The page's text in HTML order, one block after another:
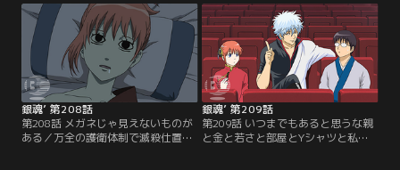
て動揺を隠せない。相手はスナック
お登勢の常連客の、末次郎という実
業家。キャサリンは彼と一緒に店を
出すことを決意しかぶき町を去るこ
とに…。【提供：バンダイチャンネ
ル】
事な眼鏡が壊れてしまう。銀時は
渋々さっちゃんに新しい眼鏡を買っ
てあげるものの、それはあきらかに
度数が合っていない瓶底眼鏡だっ
た。銀時からのプレゼントに喜ぶさ
っちゃんだったが…。【提供：バン
ダイチャンネル】
銀魂’ 第208話
第208話 メガネじゃ見えないものが
ある／万全の護衛体制で滅殺仕置き
銀魂’ 第209話
第209話 いつまでもあると思うな親
と金と若さと部屋とYシャツと私と